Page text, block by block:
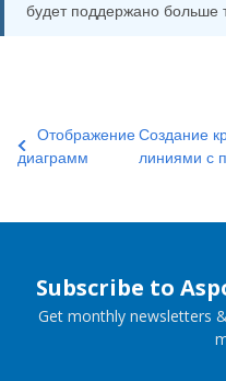
будет поддержано больше
Отображение
диаграмм
Создание
линиями с
Subscribe to
Get monthly newsletters